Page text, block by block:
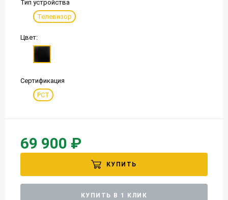
Тип устройства
Телевизор
Цвет:
Сертификация
РСТ
69 900 ₽
КУПИТЬ
КУПИТЬ В 1 КЛИК